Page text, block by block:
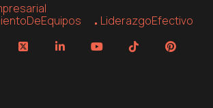
LiderazgoEfectivo